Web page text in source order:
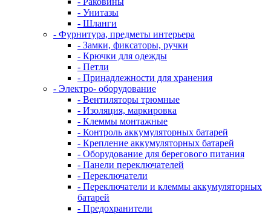
- Унитазы
- Шланги
- Фурнитура, предметы интерьера
- Замки, фиксаторы, ручки
- Крючки для одежды
- Петли
- Принадлежности для хранения
- Электро- оборудование
- Вентиляторы трюмные
- Изоляция, маркировка
- Клеммы монтажные
- Контроль аккумуляторных батарей
- Крепление аккумуляторных батарей
- Оборудование для берегового питания
- Панели переключателей
- Переключатели
- Переключатели и клеммы аккумуляторных
батарей
- Предохранители